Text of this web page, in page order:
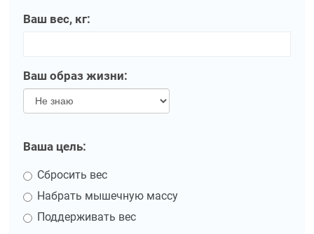
Ваш вес, кг:
Ваш образ жизни:
Ваша цель:
Сбросить вес
Набрать мышечную массу
Поддерживать вес